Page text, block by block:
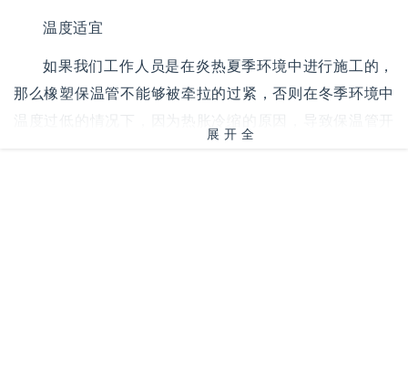
温度适宜
如果我们工作人员是在炎热夏季环境中进行施工的，
那么橡塑保温管不能够被牵拉的过紧，否则在冬季环境中
始收缩和开胶。而如果是在冬季进行施工的，那么室内的
展开全